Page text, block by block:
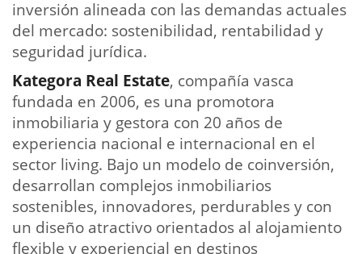
inversión alineada con las demandas actuales
del mercado: sostenibilidad, rentabilidad y
seguridad jurídica.
Kategora Real Estate, compañía vasca
fundada en 2006, es una promotora
inmobiliaria y gestora con 20 años de
experiencia nacional e internacional en el
sector living. Bajo un modelo de coinversión,
desarrollan complejos inmobiliarios
sostenibles, innovadores, perdurables y con
un diseño atractivo orientados al alojamiento
flexible y experiencial en destinos